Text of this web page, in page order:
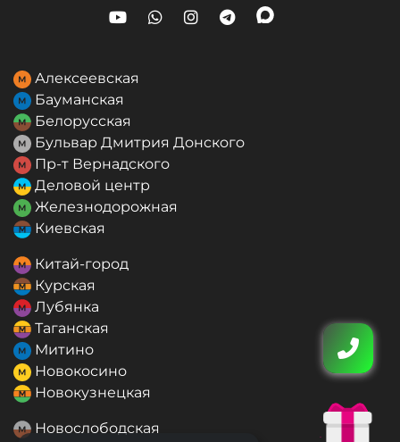
Алексеевская
Бауманская
Белорусская
Бульвар Дмитрия Донского
Пр-т Вернадского
Деловой центр
Железнодорожная
Киевская
Китай-город
Курская
Лубянка
Таганская
Митино
Новокосино
Новокузнецкая
Новослободская